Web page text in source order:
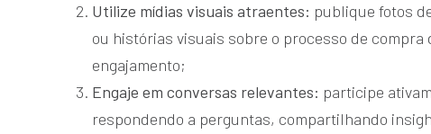
Utilize mídias visuais atraentes: publique fotos
ou histórias visuais sobre o processo de
engajamento;
Engaje em conversas relevantes: participe
respondendo a perguntas, compartilhando